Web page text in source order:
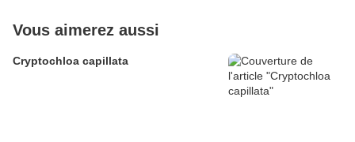
Vous aimerez aussi
Cryptochloa capillata